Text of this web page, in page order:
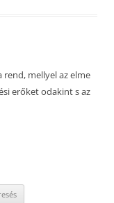
mellyel az elme
erőket odakint s az